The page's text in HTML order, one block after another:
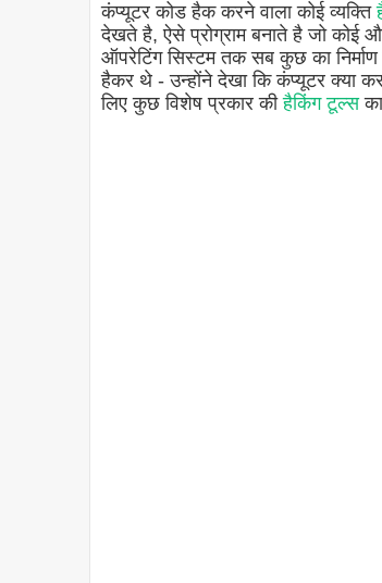
कंप्यूटर कोड हैक करने वाला कोई व्यक्ति
देखते है, ऐसे प्रोग्राम बनाते है जो कोई
ऑपरेटिंग सिस्टम तक सब कुछ का
हैकर थे - उन्होंने देखा कि कंप्यूटर क्या
लिए कुछ विशेष प्रकार कीहैकिंग टूल्स